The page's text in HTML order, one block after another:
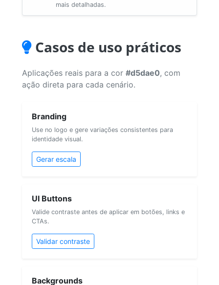
mais detalhadas.
Casos de uso práticos
Aplicações reais para a cor #d5dae0, com
ação direta para cada cenário.
Branding
Use no logo e gere variações consistentes para
identidade visual.
Gerar escala
UI Buttons
Valide contraste antes de aplicar em botões, links e
CTAs.
Validar contraste
Backgrounds